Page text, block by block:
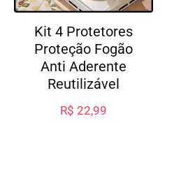
Kit 4 Protetores
Proteção Fogão
Anti Aderente
Reutilizável
R$ 22,99